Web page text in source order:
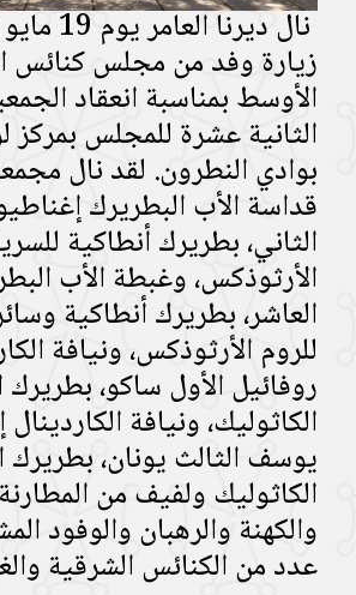
زيارة وفد من مجلس كنائس
الأوسط بمناسبة انعقاد
الثانية عشرة للمجلس
بوادي النطرون. لقد نال
قداسة الأب البطريرك
الثاني، بطريرك أنطاكية
الأرثوذكس، وغبطة الأب
العاشر، بطريرك أنطاكية
للروم الأرثوذكس، ونيافة
روفائيل الأول ساكو، بطريرك
الكاثوليك، ونيافة
يوسف الثالث يونان، بطريرك
الكاثوليك ولفيف من
والكهنة والرهبان والوفود
عدد من الكنائس الشرقية